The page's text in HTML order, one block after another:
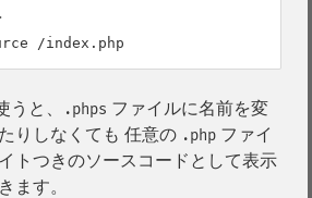
/index.php
うと、 .phps ファイルに名前を変
りしなくても 任意の .php ファイ
トつきのソースコードとして表示
ます。